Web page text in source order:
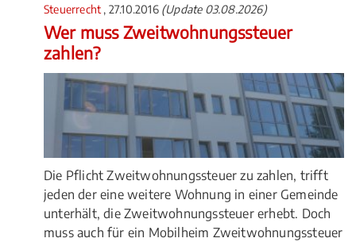
Steuerrecht, 27.10.2016 (Update 03.08.2026)
Wer muss Zweitwohnungssteuer
zahlen?
Die Pflicht Zweitwohnungssteuer zu zahlen, trifft
jeden der eine weitere Wohnung in einer Gemeinde
unterhält, die Zweitwohnungssteuer erhebt. Doch
muss auch für ein Mobilheim Zweitwohnungssteuer